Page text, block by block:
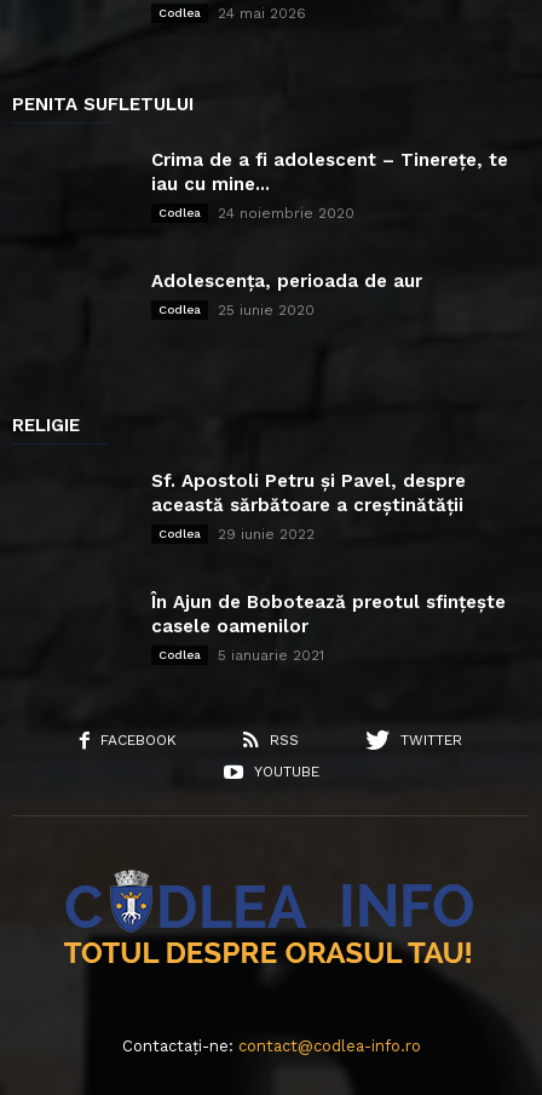
Codlea 24 mai 2026
PENITA SUFLETULUI
Crima de a fi adolescent – Tinerețe, te
iau cu mine...
Codlea 24 noiembrie 2020
Adolescența, perioada de aur
Codlea 25 iunie 2020
RELIGIE
Sf. Apostoli Petru și Pavel, despre
această sărbătoare a creștinătății
Codlea 29 iunie 2022
În Ajun de Bobotează preotul sfințește
casele oamenilor
Codlea 5 ianuarie 2021
FACEBOOK RSS
TWITTER
YOUTUBE
Contactați-ne: contact@codlea-info.ro